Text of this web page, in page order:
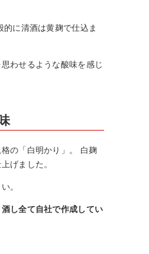
に清酒は黄麹で仕込ま
わせるような酸味を感じ
の「白明かり」。 白麹
げました。
。
し全て自社で作成してい